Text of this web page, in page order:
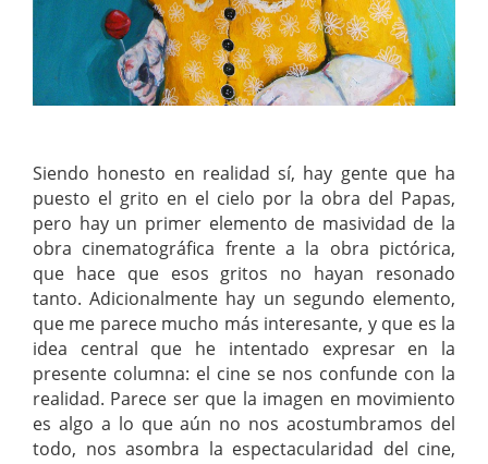
Siendo honesto en realidad sí, hay gente que ha
puesto el grito en el cielo por la obra del Papas,
pero hay un primer elemento de masividad de la
obra cinematográfica frente a la obra pictórica,
que hace que esos gritos no hayan resonado
tanto. Adicionalmente hay un segundo elemento,
que me parece mucho más interesante, y que es la
idea central que he intentado expresar en la
presente columna: el cine se nos confunde con la
realidad. Parece ser que la imagen en movimiento
es algo a lo que aún no nos acostumbramos del
todo, nos asombra la espectacularidad del cine,